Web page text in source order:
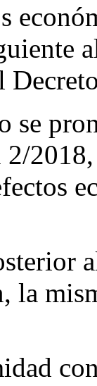
se
la